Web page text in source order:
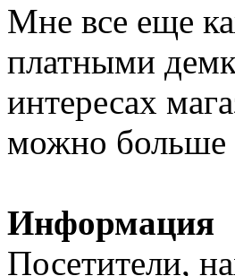
Мне все еще
платными
интересах
можно больше
Информация
Посетители,